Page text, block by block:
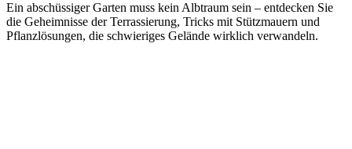
Ein abschüssiger Garten muss kein Albtraum sein – entdecken Sie
die Geheimnisse der Terrassierung, Tricks mit Stützmauern und
Pflanzlösungen, die schwieriges Gelände wirklich verwandeln.